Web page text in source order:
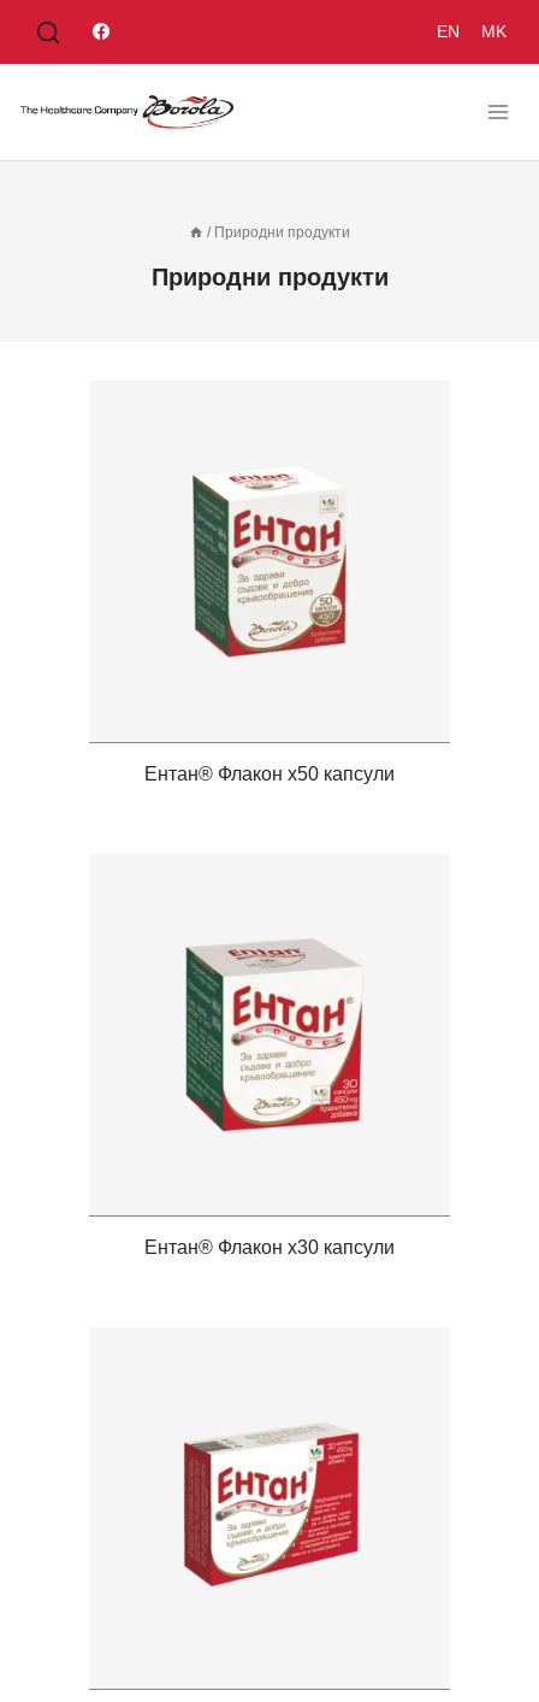
съдържанието
EN MK
/ Природни продукти
Природни продукти
Ентан® Флакон x50 капсули
Ентан® Флакон x30 капсули